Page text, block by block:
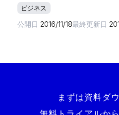
ホーム
ビジネス
公開日 2016/11/18最終更新日
まずは資料ダ